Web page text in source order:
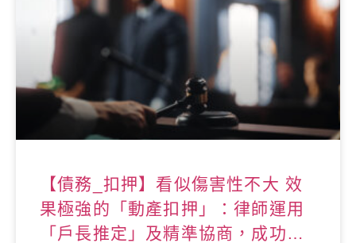
【債務_扣押】看似傷害性不大 效
果極強的「動產扣押」：律師運用
「戶長推定」及精準協商，成功為